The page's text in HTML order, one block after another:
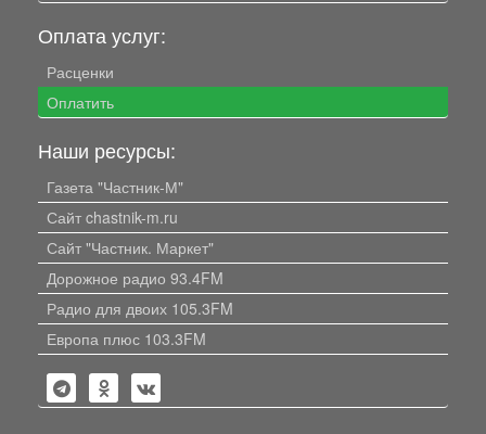
Оплата услуг:
Расценки
Оплатить
Наши ресурсы:
Газета "Частник-М"
Сайт chastnik-m.ru
Сайт "Частник. Маркет"
Дорожное радио 93.4FM
Радио для двоих 105.3FM
Европа плюс 103.3FM